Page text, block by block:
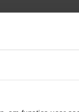
Cornus